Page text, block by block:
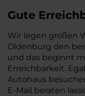
Gute
Wir legen großen
Oldenburg den
und das beginnt
Erreichbarkeit.
Autohaus
E-Mail beraten